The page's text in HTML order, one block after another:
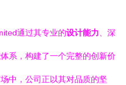
通过其专业的设计能力 、深
体系，构建了一个完整的创新价
中，公司正以其对品质的坚